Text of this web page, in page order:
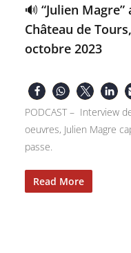
🔊 “Julien Magre”
Château de
octobre 2023
PODCAST – Interview
oeuvres, Julien Magre
passe.
Read More